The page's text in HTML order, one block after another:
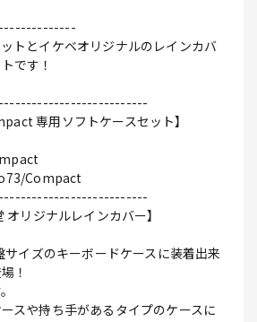
トとイケベオリジナルのレインカバ
です！
専用ソフトケースセット】
Compact
オリジナルレインカバー】
イズのキーボードケースに装着出来
！
スや持ち手があるタイプのケースに